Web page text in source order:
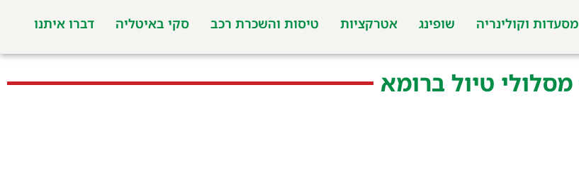
מסעדות וקולינריה שופינג אטרקציות טיסות והשכרת רכב סקי באיטליה דברו איתנו
מסלולי טיול ברומא